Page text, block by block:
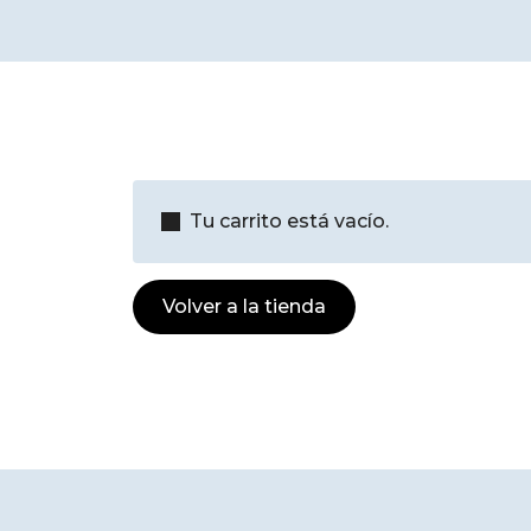
Tu carrito está vacío.
Volver a la tienda